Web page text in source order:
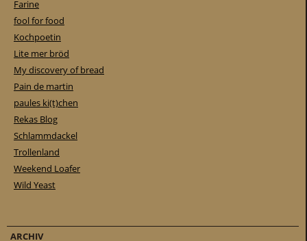
Farine
fool for food
Kochpoetin
Lite mer bröd
My discovery of bread
Pain de martin
paules ki(t)chen
Rekas Blog
Schlammdackel
Trollenland
Weekend Loafer
Wild Yeast
ARCHIV